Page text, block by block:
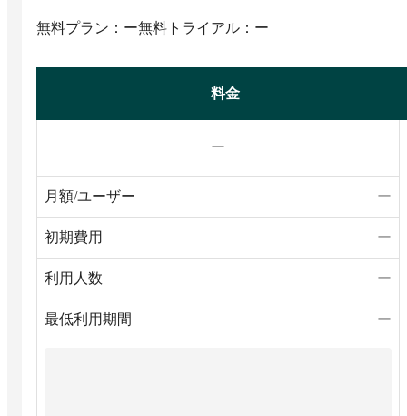
無料プラン：ー無料トライアル：ー
料金
ー
月額/ユーザー ー
初期費用 ー
利用人数 ー
最低利用期間 ー